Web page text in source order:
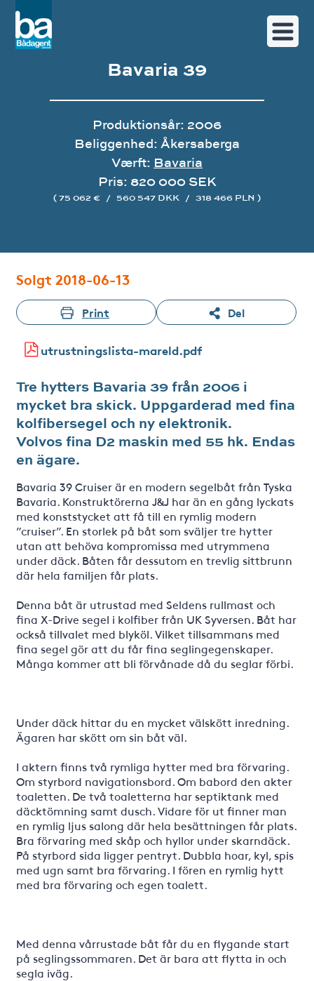
Bavaria 39
Produktionsår: 2006
Beliggenhed: Åkersaberga
Værft: Bavaria
Pris: 820 000 SEK
( 75 062 € / 560 547 DKK / 318 466 PLN )
Solgt 2018-06-13
Print Del
utrustningslista-mareld.pdf
Tre hytters Bavaria 39 från 2006 i
mycket bra skick. Uppgarderad med fina
kolfibersegel och ny elektronik.
Volvos fina D2 maskin med 55 hk. Endas
en ägare.
Bavaria 39 Cruiser är en modern segelbåt från Tyska
Bavaria. Konstruktörerna J&J har än en gång lyckats
med konststycket att få till en rymlig modern
”cruiser”. En storlek på båt som sväljer tre hytter
utan att behöva kompromissa med utrymmena
under däck. Båten får dessutom en trevlig sittbrunn
där hela familjen får plats.
Denna båt är utrustad med Seldens rullmast och
fina X-Drive segel i kolfiber från UK Syversen. Båt har
också tillvalet med blyköl. Vilket tillsammans med
fina segel gör att du får fina seglingegenskaper.
Många kommer att bli förvånade då du seglar förbi.
Under däck hittar du en mycket välskött inredning.
Ägaren har skött om sin båt väl.
I aktern finns två rymliga hytter med bra förvaring.
Om styrbord navigationsbord. Om babord den akter
toaletten. De två toaletterna har septiktank med
däcktömning samt dusch. Vidare för ut finner man
en rymlig ljus salong där hela besättningen får plats.
Bra förvaring med skåp och hyllor under skarndäck.
På styrbord sida ligger pentryt. Dubbla hoar, kyl, spis
med ugn samt bra förvaring. I fören en rymlig hytt
med bra förvaring och egen toalett.
Med denna vårrustade båt får du en flygande start
på seglingssommaren. Det är bara att flytta in och
segla iväg.